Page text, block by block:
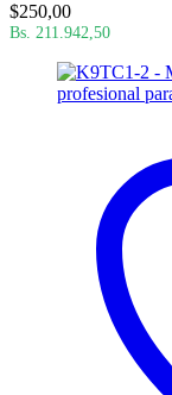
$250,00
Bs. 211.942,50